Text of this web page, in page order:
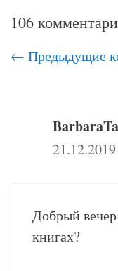
106
Навигация
← Предыдущие
Добрый
книгах?